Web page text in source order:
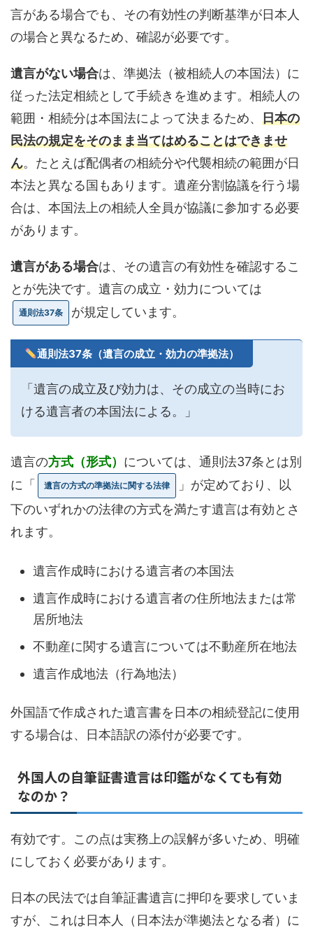
言がある場合でも、その有効性の判断基準が日本人
の場合と異なるため、確認が必要です。
遺言がない場合は、準拠法（被相続人の本国法）に
従った法定相続として手続きを進めます。相続人の
範囲・相続分は本国法によって決まるため、 日本の
民法の規定をそのまま当てはめることはできませ
ん。たとえば配偶者の相続分や代襲相続の範囲が日
本法と異なる国もあります。遺産分割協議を行う場
合は、本国法上の相続人全員が協議に参加する必要
があります。
遺言がある場合は、その遺言の有効性を確認するこ
とが先決です。遺言の成立・効力については
通則法37条 が規定しています。
通則法37条（遺言の成立・効力の準拠法）
「遺言の成立及び効力は、その成立の当時にお
ける遺言者の本国法による。」
遺言の方式（形式） については、通則法37条とは別
に「
遺言の方式の準拠法に関する法律
」が定めており、以
下のいずれかの法律の方式を満たす遺言は有効とさ
れます。
遺言作成時における遺言者の本国法
遺言作成時における遺言者の住所地法または常
居所地法
不動産に関する遺言については不動産所在地法
遺言作成地法（行為地法）
外国語で作成された遺言書を日本の相続登記に使用
する場合は、日本語訳の添付が必要です。
外国人の自筆証書遺言は印鑑がなくても有効
なのか？
有効です。この点は実務上の誤解が多いため、明確
にしておく必要があります。
日本の民法では自筆証書遺言に押印を要求していま
すが、これは日本人（日本法が準拠法となる者）に